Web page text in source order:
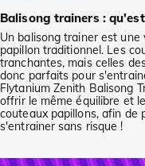
Balisong trainers :
Un balisong trainer est
papillon traditionnel. Les
tranchantes, mais celles
donc parfaits pour
Flytanium Zenith Balisong
offrir le même équilibre et
couteaux papillons, afin de
s'entrainer sans risque !